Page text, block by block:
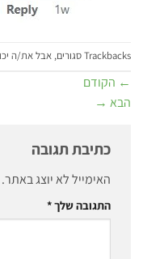
Trackbacks סגורים, אבל את/ה יכול/ה
← הקודם
הבא →
כתיבת תגובה
האימייל לא יוצג באתר.
התגובה שלך*